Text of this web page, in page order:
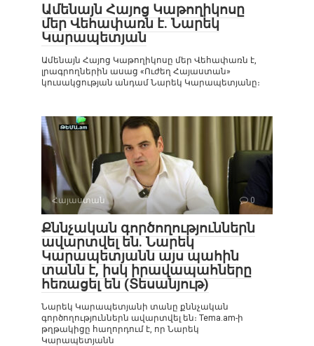
Ամենայն Հայոց Կաթողիկոսը
մեր Վեհափառն է. Նարեկ
Կարապետյան
Ամենայն Հայոց Կաթողիկոսը մեր Վեհափառն է,
լրագրողներին ասաց «Ուժեղ Հայաստան»
կուսակցության անդամ Նարեկ Կարապետյանը։
Հայաստան 0
Քննչական գործողություններն
ավարտվել են. Նարեկ
Կարապետյանն այս պահին
տանն է, իսկ իրավապահները
հեռացել են (Տեսանյութ)
Նարեկ Կարապետյանի տանը քննչական
գործողություններն ավարտվել են։ Tema.am-ի
թղթակիցը հաղորդում է, որ Նարեկ
Կարապետյանն